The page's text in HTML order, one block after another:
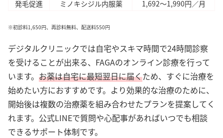
発毛促進
ミノキシジル内服薬 1,692～1,990円／月
※初診料1,650円、再診料無料、配送料550円
デジタルクリニックでは自宅やスキマ時間で24時間診察
を受けることが出来る、FAGAのオンライン診療を行って
います。 お薬は自宅に最短翌日に届くため、すぐに治療を
始めたい方におすすめです。より効果的な治療のために、
開始後は複数の治療薬を組み合わせたプランを提案してく
れます。公式LINEで質問や心配事があればいつでも相談
できるサポート体制です。